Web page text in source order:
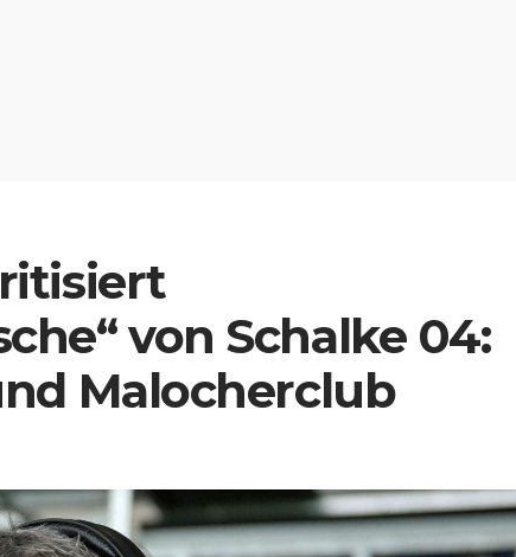
von Schalke 04:
Malocherclub